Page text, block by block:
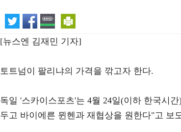
[뉴스엔 김재민 기자]
토트넘이 팔리냐의 가격을 깎고자 한다.
독일 '스카이스포츠'는 4월 24일(이하 한국시
두고 바이에른 뮌헨과 재협상을 원한다"고 보